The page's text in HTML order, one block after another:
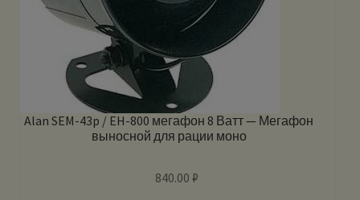
Alan SEM-43p / EH-800 мегафон 8 Ватт — Мегафон
выносной для рации моно
840.00₽